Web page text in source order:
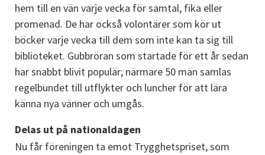
hem till en vän varje vecka för samtal, fika eller
promenad. De har också volontärer som kör ut
böcker varje vecka till dem som inte kan ta sig till
biblioteket. Gubbröran som startade för ett år sedan
har snabbt blivit populär; närmare 50 män samlas
regelbundet till utflykter och luncher för att lära
känna nya vänner och umgås.
Delas ut på nationaldagen
Nu får föreningen ta emot Trygghetspriset, som